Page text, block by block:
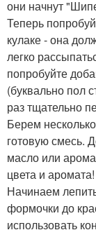
они начнут
Теперь
кулаке - она
легко
попробуйте
(буквально пол
раз тщательно
Берем
готовую смесь.
масло или
цвета и аромата!
Начинаем
формочки до
использовать